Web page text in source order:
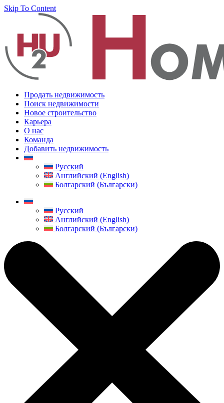
Skip To Content
Продать недвижимость
Поиск недвижимости
Новое строительство
Карьера
О нас
Команда
Добавить недвижимость
Русский
Английский (English)
Болгарский (Български)
Русский
Английский (English)
Болгарский (Български)